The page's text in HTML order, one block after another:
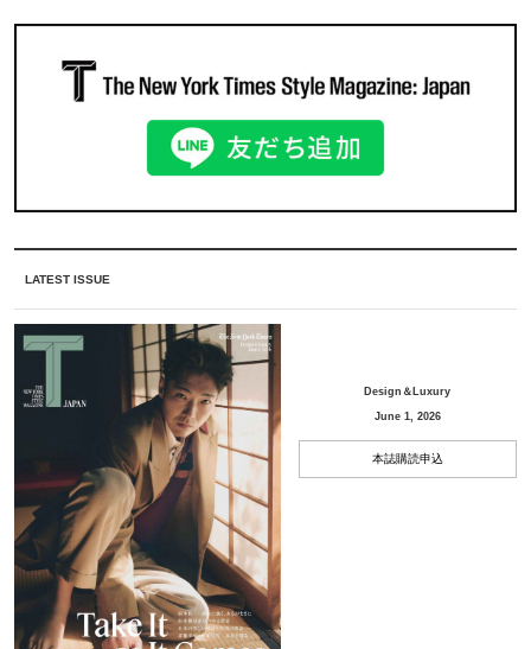
LATEST ISSUE
Design＆Luxury
June 1, 2026
本誌購読申込